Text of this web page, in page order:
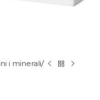
i minerali